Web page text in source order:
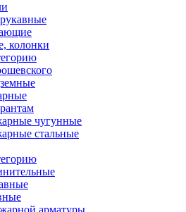
колонки
чугунные
стальные
арматуры